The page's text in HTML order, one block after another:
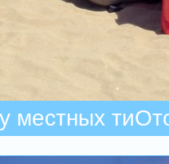
местных